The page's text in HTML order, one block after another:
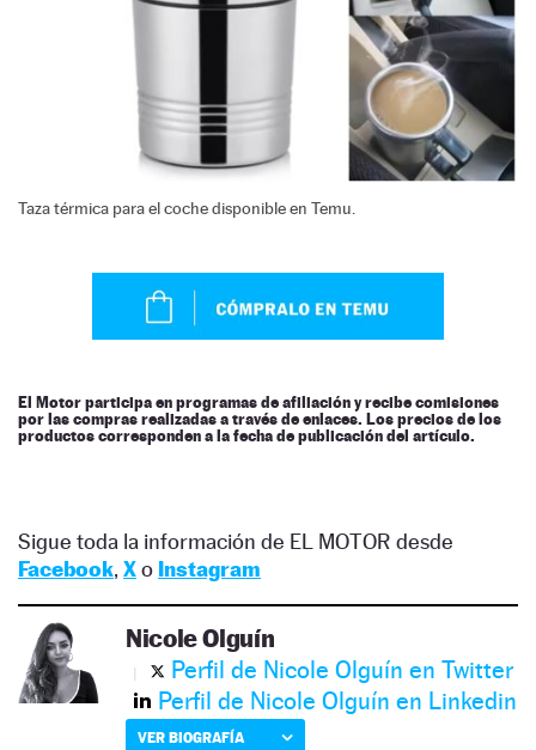
Taza térmica para el coche disponible en Temu.
El Motor participa en programas de afiliación y recibe comisiones
por las compras realizadas a través de enlaces. Los precios de los
productos corresponden a la fecha de publicación del artículo.
Sigue toda la información de EL MOTOR desde
Facebook, Xo Instagram
Nicole Olguín
Perfil de Nicole Olguín en Twitter
Perfil de Nicole Olguín en Linkedin
VER BIOGRAFÍA